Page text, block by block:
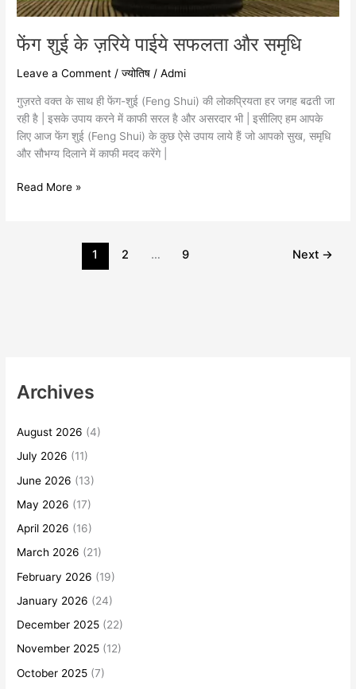
फेंग शुई के ज़रिये पाईये सफलता और समृधि
Leave a Comment /ज्योतिष /Admi
गुज़रते वक्त के साथ ही फेंग-शुई (Feng Shui) की लोकप्रियता हर जगह बढती जा
रही है | इसके उपाय करने में काफी सरल है और असरदार भी | इसीलिए हम आपके
लिए आज फेंग शुई (Feng Shui) के कुछ ऐसे उपाय लाये हैं जो आपको सुख, समृधि
और सौभग्य दिलाने में काफी मदद करेंगे |
Read More »
1 2 … 9 Next →
Archives
August 2026 (4)
July 2026 (11)
June 2026 (13)
May 2026 (17)
April 2026 (16)
March 2026 (21)
February 2026 (19)
January 2026 (24)
December 2025 (22)
November 2025 (12)
October 2025 (7)